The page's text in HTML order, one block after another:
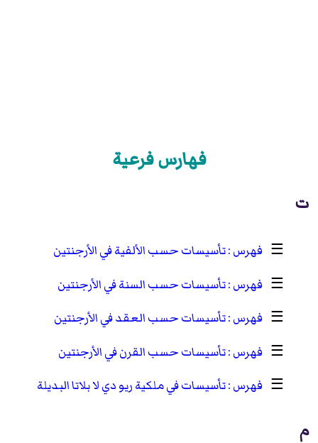
فهارس فرعية
ت
☰
تأسيسات حسب الألفية في الأرجنتين
☰
تأسيسات حسب السنة في الأرجنتين
☰
تأسيسات حسب العقد في الأرجنتين
☰
تأسيسات حسب القرن في الأرجنتين
☰
تأسيسات في ملكية ريو دي لا بلاتا البديلة
م